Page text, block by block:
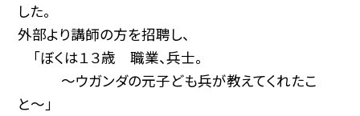
した。
外部より講師の方を招聘し、
「ぼくは１３歳 職業、兵士。
〜ウガンダの元子ども兵が教えてくれたこ
と〜」